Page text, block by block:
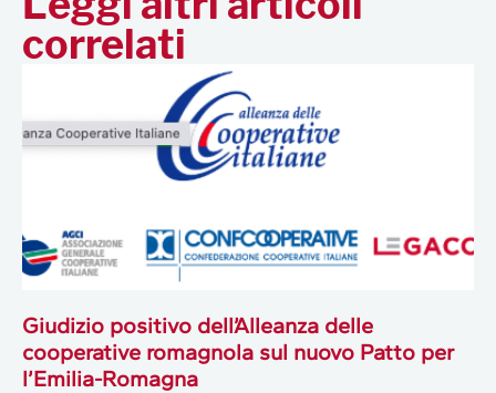
correlati
Giudizio positivo dell’Alleanza delle
cooperative romagnola sul nuovo Patto per
l’Emilia-Romagna